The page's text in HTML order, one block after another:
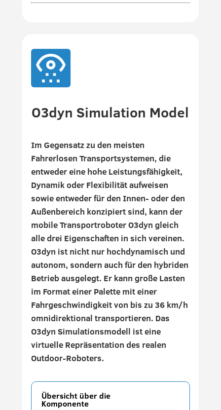
O3dyn Simulation Model
Im Gegensatz zu den meisten
Fahrerlosen Transportsystemen, die
entweder eine hohe Leistungsfähigkeit,
Dynamik oder Flexibilität aufweisen
sowie entweder für den Innen- oder den
Außenbereich konzipiert sind, kann der
mobile Transportroboter O3dyn gleich
alle drei Eigenschaften in sich vereinen.
O3dyn ist nicht nur hochdynamisch und
autonom, sondern auch für den hybriden
Betrieb ausgelegt. Er kann große Lasten
im Format einer Palette mit einer
Fahrgeschwindigkeit von bis zu 36 km/h
omnidirektional transportieren. Das
O3dyn Simulationsmodell ist eine
virtuelle Repräsentation des realen
Outdoor-Roboters.
Übersicht über die
Komponente